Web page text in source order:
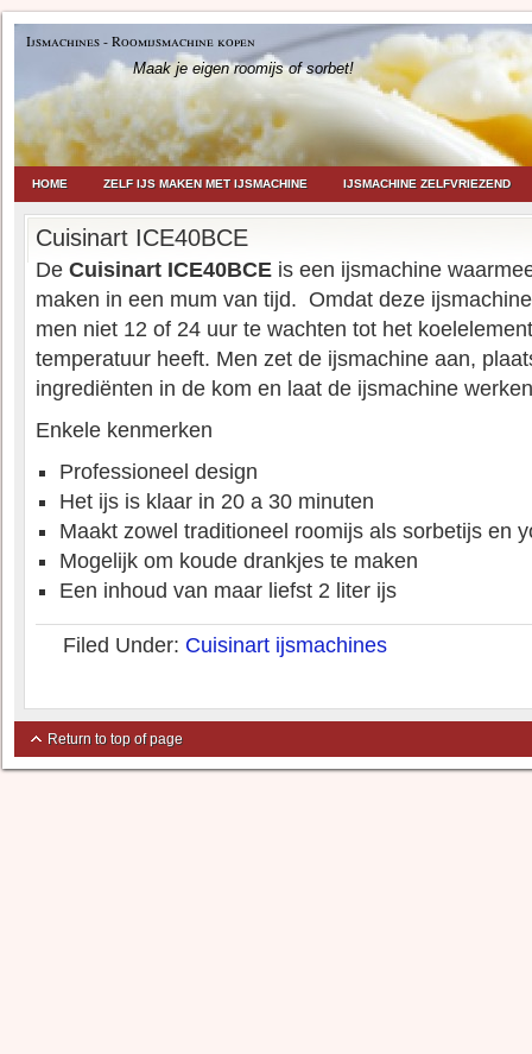
Ijsmachines - Roomijsmachine kopen
Maak je eigen roomijs of sorbet!
HOME ZELF IJS MAKEN MET IJSMACHINE IJSMACHINE ZELFVRIEZEND
Cuisinart ICE40BCE
De Cuisinart ICE40BCE is een ijsmachine
maken in een mum van tijd. Omdat deze
men niet 12 of 24 uur te wachten tot het
temperatuur heeft. Men zet de ijsmachine aan,
ingrediënten in de kom en laat de ijsmachine
Enkele kenmerken
Professioneel design
Het ijs is klaar in 20 a 30 minuten
Maakt zowel traditioneel roomijs als sorbetijs en
Mogelijk om koude drankjes te maken
Een inhoud van maar liefst 2 liter ijs
Filed Under: Cuisinart ijsmachines
Return to top of page